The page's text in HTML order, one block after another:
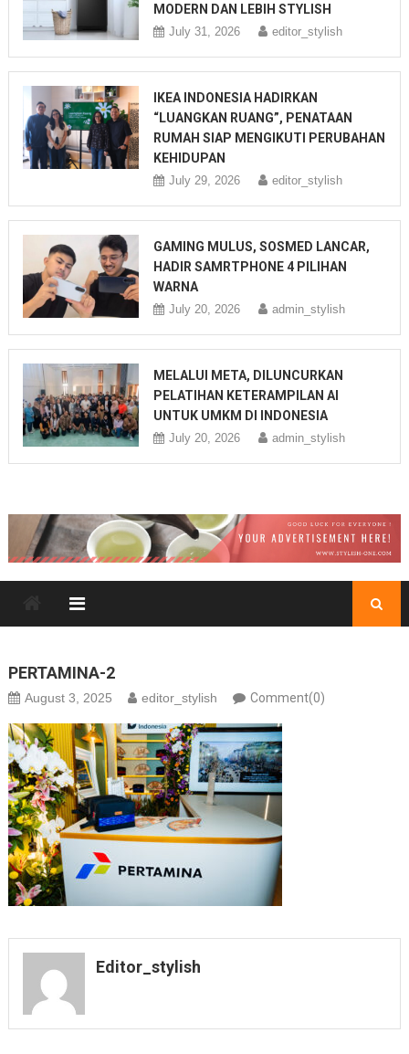
MODERN DAN LEBIH STYLISH
July 31, 2026 editor_stylish
IKEA INDONESIA HADIRKAN
“LUANGKAN RUANG”, PENATAAN
RUMAH SIAP MENGIKUTI PERUBAHAN
KEHIDUPAN
July 29, 2026 editor_stylish
GAMING MULUS, SOSMED LANCAR,
HADIR SAMRTPHONE 4 PILIHAN
WARNA
July 20, 2026 admin_stylish
MELALUI META, DILUNCURKAN
PELATIHAN KETERAMPILAN AI
UNTUK UMKM DI INDONESIA
July 20, 2026 admin_stylish
PERTAMINA-2
August 3, 2025 editor_stylish Comment(0)
Editor_stylish